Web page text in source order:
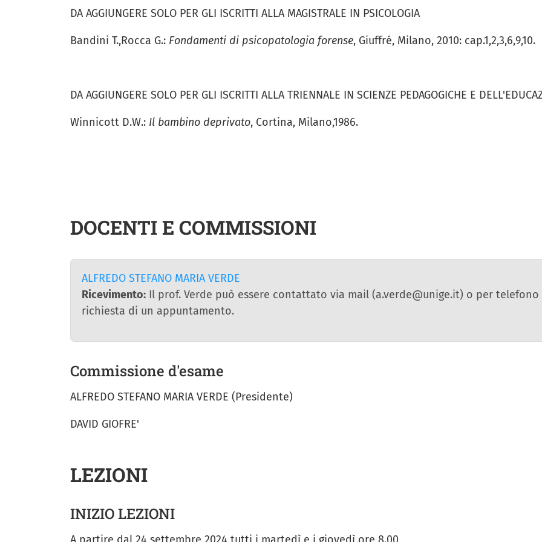
DA AGGIUNGERE SOLO PER GLI ISCRITTI ALLA MAGISTRALE IN PSICOLOGIA
Bandini T.,Rocca G.: Fondamenti di psicopatologia forense, Giuffré, Milano, 2010: cap.1,2,3,6,9,10.
DA AGGIUNGERE SOLO PER GLI ISCRITTI ALLA TRIENNALE IN SCIENZE PEDAGOGICHE E
Winnicott D.W.:Il bambino deprivato, Cortina, Milano,1986.
DOCENTI E COMMISSIONI
ALFREDO STEFANO MARIA VERDE
Ricevimento:Il prof. Verde può essere contattato via mail (a.verde@unige.it) o per telefono
richiesta di un appuntamento.
Commissione d'esame
ALFREDO STEFANO MARIA VERDE (Presidente)
DAVID GIOFRE'
LEZIONI
INIZIO LEZIONI